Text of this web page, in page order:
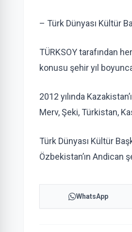
– Türk Dünyası Kültür
TÜRKSOY tarafından
konusu şehir yıl
2012 yılında
Merv, Şeki, Türkistan,
Türk Dünyası Kültür
Özbekistan’ın Andican
WhatsApp